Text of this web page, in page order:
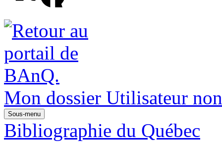
Mon dossier Utilisateur
Sous-menu
Bibliographie du Québec